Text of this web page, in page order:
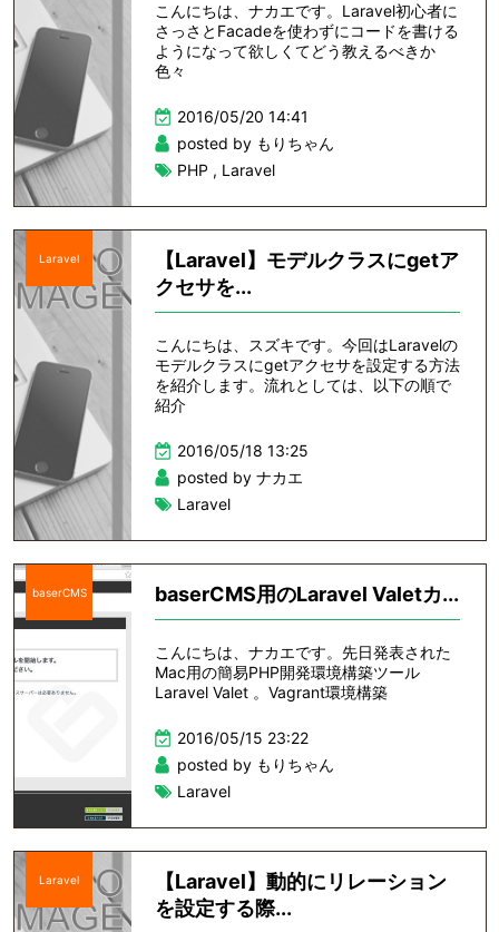
こんにちは、ナカエです。Laravel初心者に
さっさとFacadeを使わずにコードを書ける
ようになって欲しくてどう教えるべきか
色々
2016/05/20 14:41
posted by もりちゃん
PHP , Laravel
Laravel
【Laravel】モデルクラスにgetア
クセサを...
こんにちは、スズキです。今回はLaravelの
モデルクラスにgetアクセサを設定する方法
を紹介します。流れとしては、以下の順で
紹介
2016/05/18 13:25
posted by ナカエ
Laravel
baserCMS baserCMS用のLaravel Valetカ...
こんにちは、ナカエです。先日発表された
Mac用の簡易PHP開発環境構築ツール
Laravel Valet 。Vagrant環境構築
2016/05/15 23:22
posted by もりちゃん
Laravel
Laravel
【Laravel】動的にリレーション
を設定する際...